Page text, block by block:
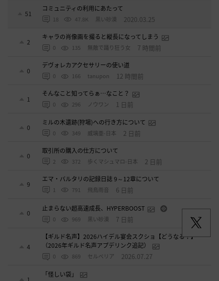
51
コミュニティの利用にあたって
18 47.8K 黒い砂漠 2020.03.25
2
キャラの肖像画を撮ると縦長になってしまう
0 135 無敵で踊り狂う女 7 時間前
0
デヴォレカアクセサリーの使い道
0 166 tanupon 12 時間前
1
そんなこと知ってらぁ…なこと？
0 296 ノウワン 1 日前
0
ミルの木遺跡(狩場)への行き方について
0 349 威璃亜-日本 2 日前
0
取引所の購入の仕方について
2 372 歩くマシュマロ-日本 2 日前
9
エマ・バルタリの記録日誌 9～12章について
1 791 飛鳥雨音 6 日前
0
止まらない超高速成長、HYPERBOOST
0 969 黒い砂漠 7 日前
4
【ギルド名声】2026ハイデル宴会スクショ【どうなる？】
（2026年ギルド名声アプデリンク追記）
0 869 セルベリア 2026.07.27
「怪しい袋」